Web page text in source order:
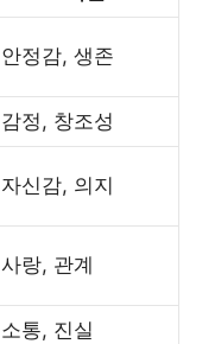
안정감, 생존
감정, 창조성
자신감, 의지
사랑, 관계
소통, 진실